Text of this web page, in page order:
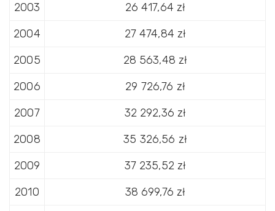
2003
26 417,64 zł
2004
27 474,84 zł
2005
28 563,48 zł
2006
29 726,76 zł
2007
32 292,36 zł
2008
35 326,56 zł
2009
37 235,52 zł
2010
38 699,76 zł